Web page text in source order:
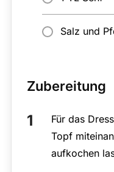
Salz und
Zubereitung
Für das
Topf
aufkochen